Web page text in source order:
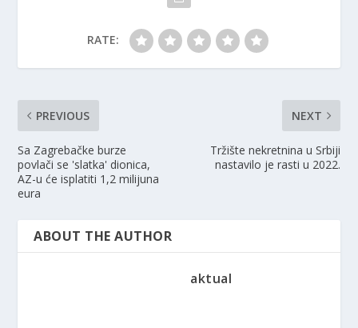
RATE:
PREVIOUS
Sa Zagrebačke burze
povlači se 'slatka' dionica,
AZ-u će isplatiti 1,2 milijuna
eura
NEXT
Tržište nekretnina u Srbiji
nastavilo je rasti u 2022.
ABOUT THE AUTHOR
aktual